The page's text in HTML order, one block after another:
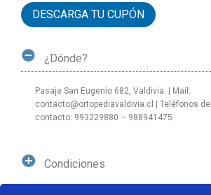
DESCARGA TU CUPÓN
¿Dónde?
Pasaje San Eugenio 682, Valdivia. | Mail:
contacto@ortopediavaldivia.cl | Teléfonos de
contacto: 993229880 – 988941475
Condiciones